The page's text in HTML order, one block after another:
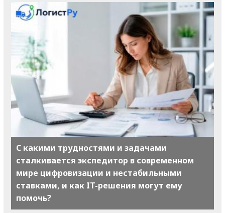
С какими трудностями и задачами
сталкивается экспедитор в современном
мире цифровизации и нестабильными
ставками, и как IT-решения могут ему
помочь?